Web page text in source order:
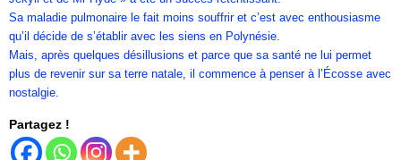
Sa maladie pulmonaire le fait moins souffrir et c’est avec enthousiasme
qu’il décide de s’établir avec les siens en Polynésie.
Mais, après quelques désillusions et parce que sa santé ne lui permet
plus de revenir sur sa terre natale, il commence à penser à l’Écosse avec
nostalgie.
Partagez !